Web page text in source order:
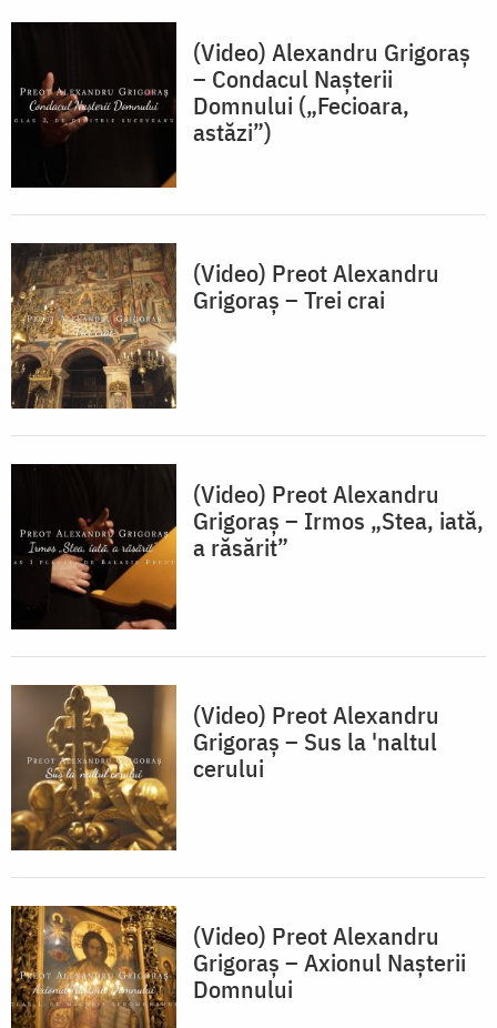
(Video) Alexandru Grigoraș
– Condacul Nașterii
Domnului („Fecioara,
astăzi”)
(Video) Preot Alexandru
Grigoraș – Trei crai
(Video) Preot Alexandru
Grigoraș – Irmos „Stea, iată,
a răsărit”
(Video) Preot Alexandru
Grigoraș – Sus la 'naltul
cerului
(Video) Preot Alexandru
Grigoraș – Axionul Nașterii
Domnului